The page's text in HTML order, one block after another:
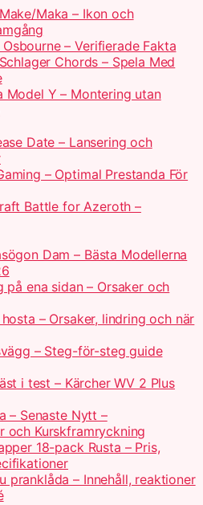
Maka – Ikon och
– Verifierade Fakta
Chords – Spela Med
Model Y – Montering utan
Date – Lansering och
– Optimal Prestanda För
Battle for Azeroth –
Dam – Bästa Modellerna
på ena sidan – Orsaker och
– Orsaker, lindring och när
– Steg-för-steg guide
i test – Kärcher WV 2 Plus
– Senaste Nytt –
och Kurskframryckning
18-pack Rusta – Pris,
pranklåda – Innehåll, reaktioner